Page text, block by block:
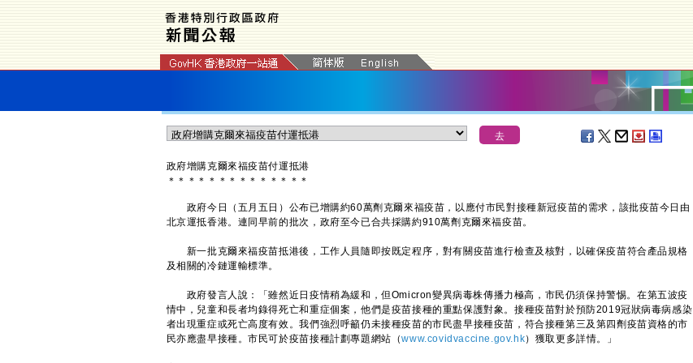
政府增購克爾來福疫苗付運抵港
＊ ＊ ＊ ＊ ＊ ＊ ＊ ＊ ＊ ＊ ＊ ＊ ＊ ＊
政府今日（五月五日）公布已增購約60萬劑克爾來福疫苗，以應付市民對接種新冠疫苗的需求，該批疫苗今日由
北京運抵香港。連同早前的批次，政府至今已合共採購約910萬劑克爾來福疫苗。
新一批克爾來福疫苗抵港後，工作人員隨即按既定程序，對有關疫苗進行檢查及核對，以確保疫苗符合產品規格
及相關的冷鏈運輸標準。
​​​​政府發言人說：「雖然近日疫情稍為緩和，但Omicron變異病毒株傳播力極高，市民仍須保持警惕。在第五波疫
情中，兒童和長者均錄得死亡和重症個案，他們是疫苗接種的重點保護對象。接種疫苗對於預防2019冠狀病毒病感染
者出現重症或死亡高度有效。我們強烈呼籲仍未接種疫苗的市民盡早接種疫苗，符合接種第三及第四劑疫苗資格的市
民亦應盡早接種。市民可於疫苗接種計劃專題網站（www.covidvaccine.gov.hk）獲取更多詳情。」